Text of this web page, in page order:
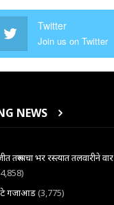
Twitter
Join us on Twitter
NEWS
तरूणाचा भर रस्त्यात तलवारीने वार
गजाआड(3,775)